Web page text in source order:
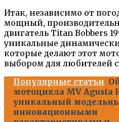
Итак, независимо от
мощный,
двигатель Titan Bobbers
уникальные
которые делают этот
выбором для любителей
Популярные статьи
мотоцикла MV Agusta
уникальный
инновационными